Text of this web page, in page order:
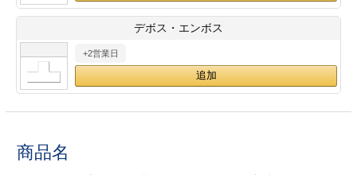
ード印刷
印刷
形マル型
印刷
14
15 16 17 18
19
25
26
28
29 30
デボス・エンボス
+2営業日
商品名